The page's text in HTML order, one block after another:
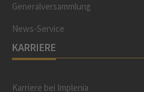
Generalversammlung
News-Service
KARRIERE
Karriere bei Implenia